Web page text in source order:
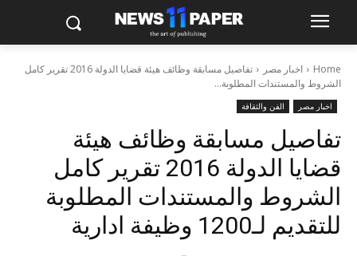
Home اخبار مصر
تفاصيل مسابقة وظائف هيئة قضايا الدولة 2016 تقرير كامل
الشروط والمستندات المطلوبة...
اخبار مصر الفن والثقافة
تفاصيل مسابقة وظائف هيئة
قضايا الدولة 2016 تقرير كامل
الشروط والمستندات المطلوبة
للتقديم لـ1200 وظيفة ادارية